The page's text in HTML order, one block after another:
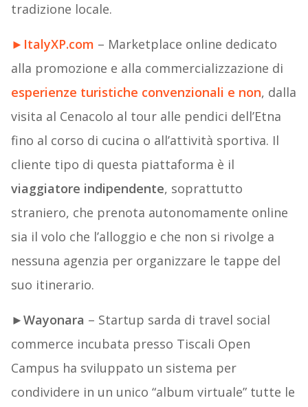
tradizione locale.
► ItalyXP.com – Marketplace online dedicato
alla promozione e alla commercializzazione di
esperienze turistiche convenzionali e non, dalla
visita al Cenacolo al tour alle pendici dell’Etna
fino al corso di cucina o all’attività sportiva. Il
cliente tipo di questa piattaforma è il
viaggiatore indipendente, soprattutto
straniero, che prenota autonomamente online
sia il volo che l’alloggio e che non si rivolge a
nessuna agenzia per organizzare le tappe del
suo itinerario.
►Wayonara – Startup sarda di travel social
commerce incubata presso Tiscali Open
Campus ha sviluppato un sistema per
condividere in un unico “album virtuale” tutte le